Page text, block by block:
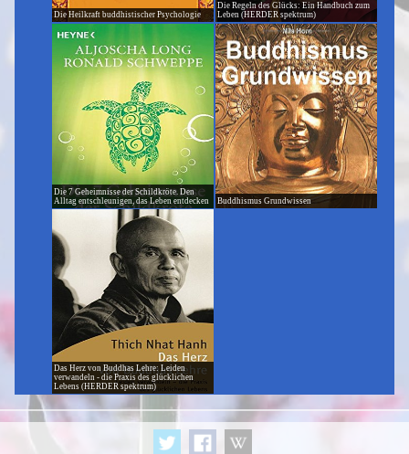
Die Heilkraft buddhistischer Psychologie
Die Regeln des Glücks: Ein Handbuch zum
Leben (HERDER spektrum)
Die 7 Geheimnisse der Schildkröte. Den
Alltag entschleunigen, das Leben entdecken
Buddhismus Grundwissen
Das Herz von Buddhas Lehre: Leiden
verwandeln - die Praxis des glücklichen
Lebens (HERDER spektrum)